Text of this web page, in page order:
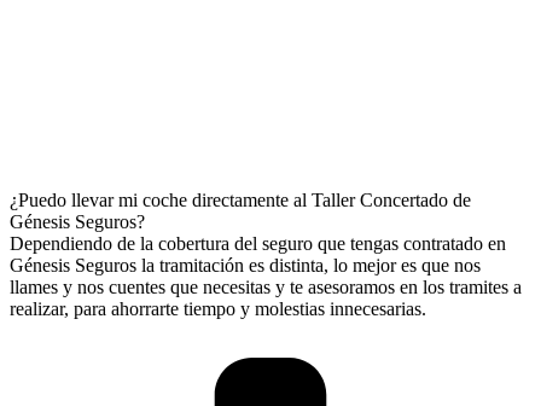
¿Puedo llevar mi coche directamente al Taller Concertado de
Génesis Seguros?
Dependiendo de la cobertura del seguro que tengas contratado en
Génesis Seguros la tramitación es distinta, lo mejor es que nos
llames y nos cuentes que necesitas y te asesoramos en los tramites a
realizar, para ahorrarte tiempo y molestias innecesarias.